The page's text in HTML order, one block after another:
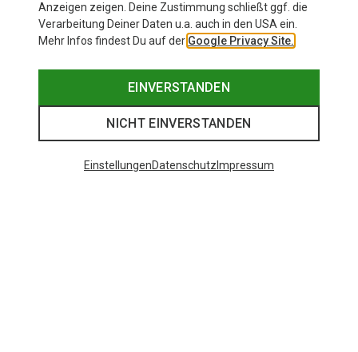
Anzeigen zeigen. Deine Zustimmung schließt ggf. die
Verarbeitung Deiner Daten u.a. auch in den USA ein.
Mehr Infos findest Du auf der Google Privacy Site.
EINVERSTANDEN
NICHT EINVERSTANDEN
EinstellungenDatenschutz Impressum